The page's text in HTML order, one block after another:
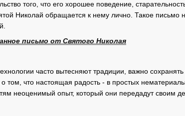
того, что его хорошее поведение,
Николай обращается к нему лично. Такое письмо
письмо от Святого Николая
часто вытесняют традиции, важно
том, что настоящая радость - в простых
неоценимый опыт, который они передадут своим